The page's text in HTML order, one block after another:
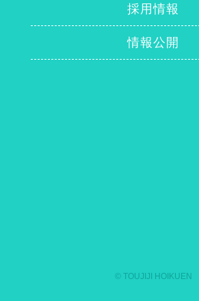
採用情報
情報公開
© TOUJIJI HOIKUEN